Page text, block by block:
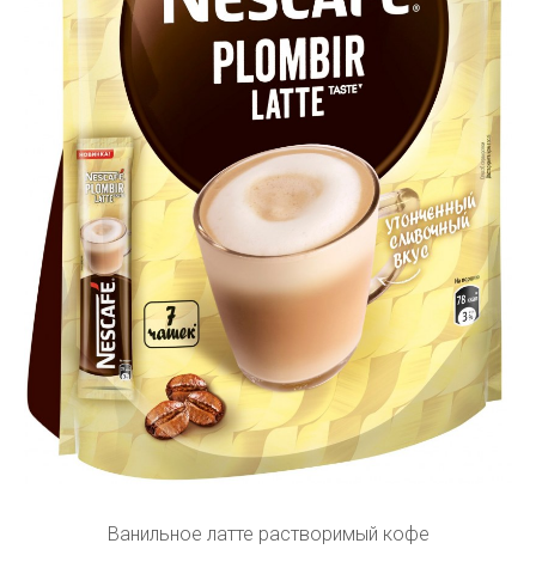
Ванильное латте растворимый кофе